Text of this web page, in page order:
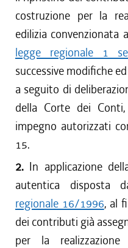
costruzione per la
edilizia convenzionata
legge regionale 1
successive modifiche
a seguito di
della Corte dei
impegno autorizzati
15.
2. In applicazione
autentica disposta
regionale 16/1996, al
dei contributi già
per la